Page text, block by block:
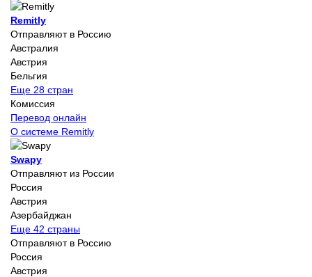
Remitly
Отправляют в Россию
Австралия
Австрия
Бельгия
Еще 28 стран
Комиссия
Перевод онлайн
О системе Remitly
Swapy
Отправляют из России
Россия
Австрия
Азербайджан
Еще 42 страны
Отправляют в Россию
Россия
Австрия